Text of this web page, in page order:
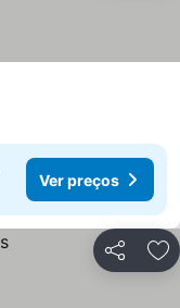
Ver preços
Partilhar